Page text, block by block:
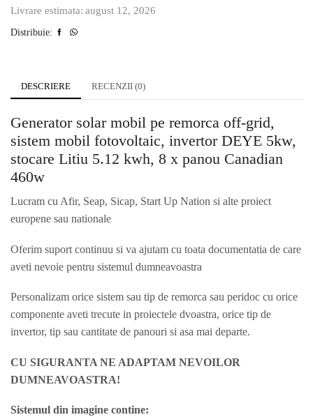
Livrare estimata: august 12, 2026
Distribuie:
DESCRIERE RECENZII (0)
Generator solar mobil pe remorca off-grid,
sistem mobil fotovoltaic, invertor DEYE 5kw,
stocare Litiu 5.12 kwh, 8 x panou Canadian
460w
Lucram cu Afir, Seap, Sicap, Start Up Nation si alte proiect
europene sau nationale
Oferim suport continuu si va ajutam cu toata documentatia de care
aveti nevoie pentru sistemul dumneavoastra
Personalizam orice sistem sau tip de remorca sau peridoc cu orice
componente aveti trecute in proiectele dvoastra, orice tip de
invertor, tip sau cantitate de panouri si asa mai departe.
CU SIGURANTA NE ADAPTAM NEVOILOR
DUMNEAVOASTRA!
Sistemul din imagine contine: